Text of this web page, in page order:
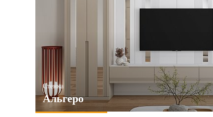
Стенка
Альгеро